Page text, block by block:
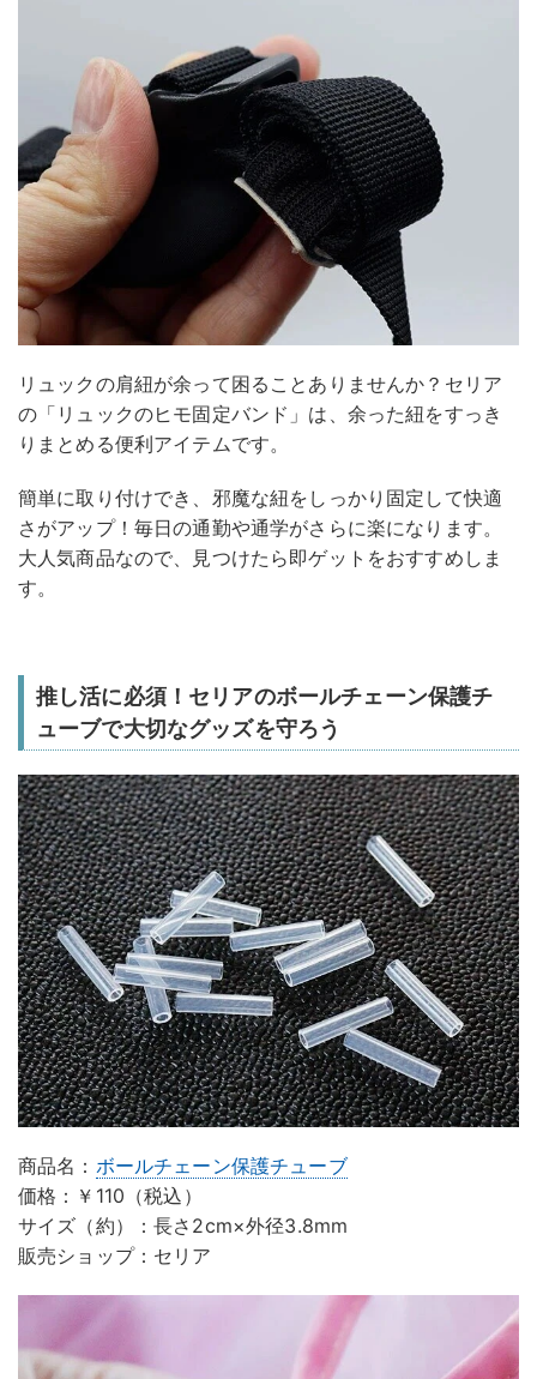
リュックの肩紐が余って困ることありませんか？セリア
の「リュックのヒモ固定バンド」は、余った紐をすっき
りまとめる便利アイテムです。
簡単に取り付けでき、邪魔な紐をしっかり固定して快適
さがアップ！毎日の通勤や通学がさらに楽になります。
大人気商品なので、見つけたら即ゲットをおすすめしま
す。
推し活に必須！セリアのボールチェーン保護チ
ューブで大切なグッズを守ろう
商品名： ボールチェーン保護チューブ
価格：￥110（税込）
サイズ（約）：長さ2cm×外径3.8mm
販売ショップ：セリア